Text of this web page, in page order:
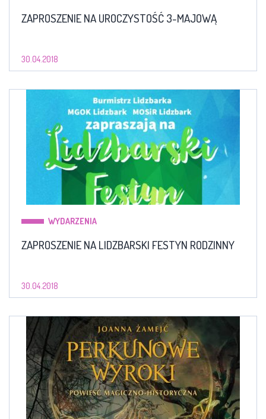
ZAPROSZENIE NA UROCZYSTOŚĆ 3-MAJOWĄ
30.04.2018
WYDARZENIA
ZAPROSZENIE NA LIDZBARSKI FESTYN RODZINNY
30.04.2018